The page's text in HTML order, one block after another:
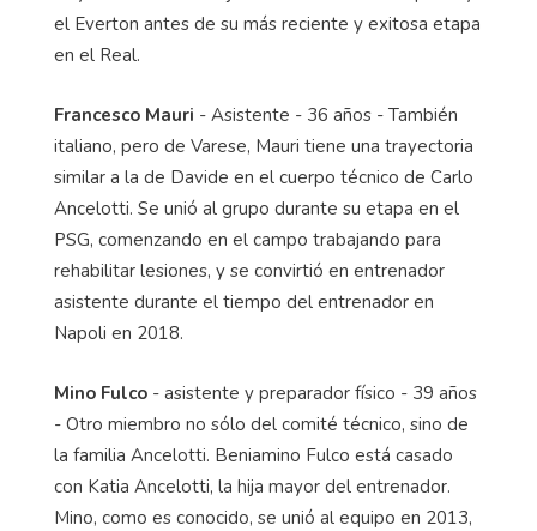
el Everton antes de su más reciente y exitosa etapa
en el Real.
Francesco Mauri - Asistente - 36 años - También
italiano, pero de Varese, Mauri tiene una trayectoria
similar a la de Davide en el cuerpo técnico de Carlo
Ancelotti. Se unió al grupo durante su etapa en el
PSG, comenzando en el campo trabajando para
rehabilitar lesiones, y se convirtió en entrenador
asistente durante el tiempo del entrenador en
Napoli en 2018.
Mino Fulco - asistente y preparador físico - 39 años
- Otro miembro no sólo del comité técnico, sino de
la familia Ancelotti. Beniamino Fulco está casado
con Katia Ancelotti, la hija mayor del entrenador.
Mino, como es conocido, se unió al equipo en 2013,